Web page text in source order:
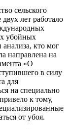
сельского
лет работало
убойных
анализа, кто мог
направлена на
«О
в силу
для
на специально
к тому,
от убоя.